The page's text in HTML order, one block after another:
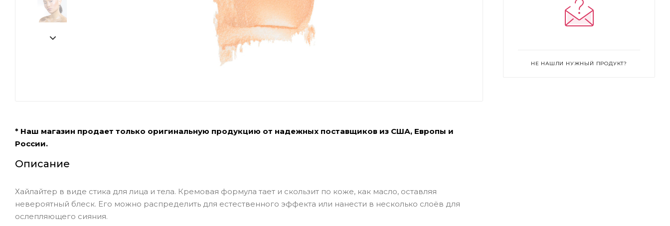
* Наш магазин продает только оригинальную продукцию от надежных поставщиков из США, Европы и
России.
Описание
Хайлайтер в виде стика для лица и тела. Кремовая формула тает и скользит по коже, как масло, оставляя
невероятный блеск. Его можно распределить для естественного эффекта или нанести в несколько слоёв для
ослепляющего сияния.
НЕ НАШЛИ НУЖНЫЙ ПРОДУКТ?